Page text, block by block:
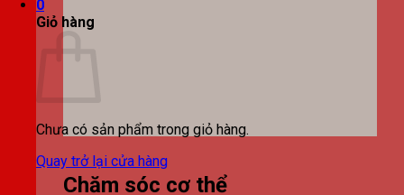
0
Giỏ hàng
Chưa có sản phẩm trong giỏ hàng.
Quay trở lại cửa hàng
Chăm sóc cơ thể